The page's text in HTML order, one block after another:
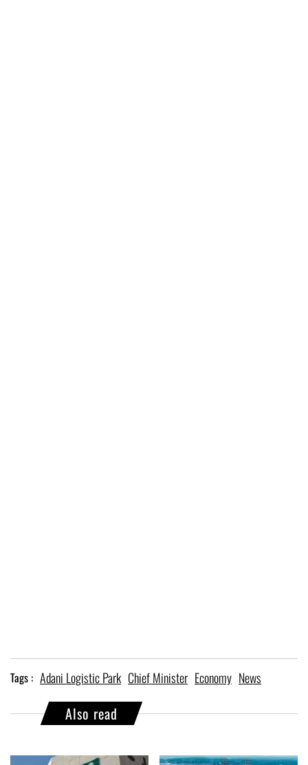
Tags : Adani Logistic Park Chief Minister Economy News
Also read